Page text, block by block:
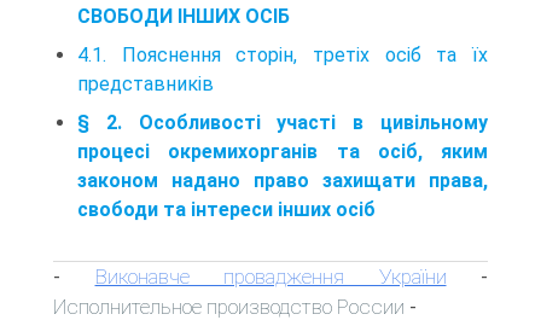
СВОБОДИ ІНШИХ ОСІБ
4.1. Пояснення сторін, третіх осіб та їх
представників
§ 2. Особливості участі в цивільному
процесі окремихорганів та осіб, яким
законом надано право захищати права,
свободи та інтереси інших осіб
- Виконавче провадження України -
Исполнительное производство России -